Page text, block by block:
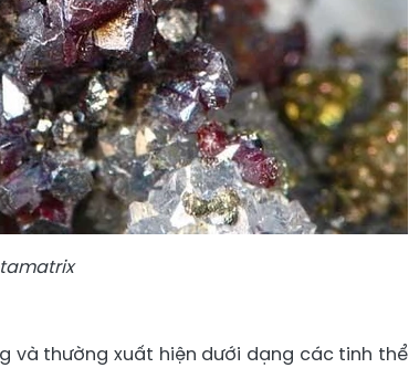
và thường xuất hiện dưới dạng các tinh thể